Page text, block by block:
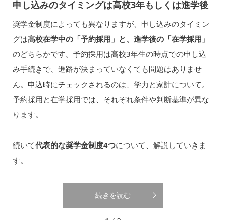
申し込みのタイミングは高校3年もしくは進学後
奨学金制度によっても異なりますが、申し込みのタイミン
グは高校在学中の「予約採用」と、進学後の「在学採用」
のどちらかです。予約採用は高校3年生の時点での申し込
み手続きで、進路が決まっていなくても問題はありませ
ん。申込時にチェックされるのは、学力と家計について。
予約採用と在学採用では、それぞれ条件や判断基準が異な
ります。
続いて代表的な奨学金制度4つについて、解説していきま
す。
続きを読む